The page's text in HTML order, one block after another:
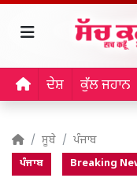
ਦੇਸ਼ ਕੁੱਲ ਜਹਾਨ
ਸੂਬੇ ਪੰਜਾਬ
ਪੰਜਾਬ Breaking